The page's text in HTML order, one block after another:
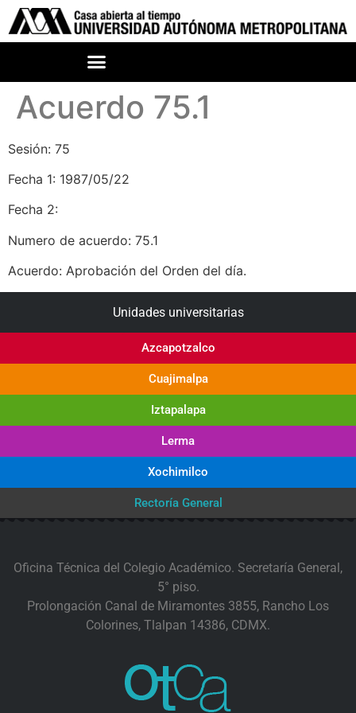
Acuerdo 75.1
Sesión: 75
Fecha 1: 1987/05/22
Fecha 2:
Numero de acuerdo: 75.1
Acuerdo: Aprobación del Orden del día.
Unidades universitarias
Azcapotzalco
Cuajimalpa
Iztapalapa
Lerma
Xochimilco
Rectoría General
Oficina Técnica del Colegio Académico. Secretaría General,
5° piso.
Prolongación Canal de Miramontes 3855, Rancho Los
Colorines, Tlalpan 14386, CDMX.